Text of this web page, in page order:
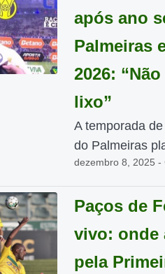
após ano
Palmeiras
2026:
lixo”
A temporada
do Palmeiras
dezembro 8, 2025 -
Paços de
vivo: onde
pela